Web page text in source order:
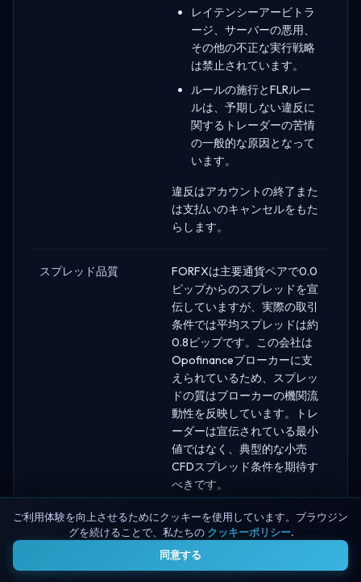
レイテンシーアービトラ
ージ、サーバーの悪用、
その他の不正な実行戦略
は禁止されています。
ルールの施行とFLRルー
ルは、予期しない違反に
関するトレーダーの苦情
の一般的な原因となって
います。
違反はアカウントの終了また
は支払いのキャンセルをもた
らします。
スプレッド品質
FORFXは主要通貨ペアで0.0
ピップからのスプレッドを宣
伝していますが、実際の取引
条件では平均スプレッドは約
0.8ピップです。この会社は
Opofinanceブローカーに支
えられているため、スプレッ
ドの質はブローカーの機関流
動性を反映しています。トレ
ーダーは宣伝されている最小
値ではなく、典型的な小売
CFDスプレッド条件を期待す
べきです。
スリッページポリシー
FORFXの執行品質は
Opofinanceのブローカーイ
ンフラに関連しています。こ
ご利用体験を向上させるためにクッキーを使用しています。ブラウジン
グを続けることで、私たちの クッキーポリシー.
同意する